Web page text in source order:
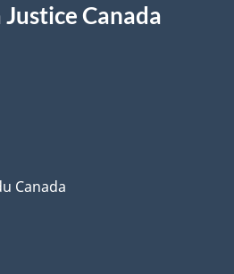
Canada
Canada